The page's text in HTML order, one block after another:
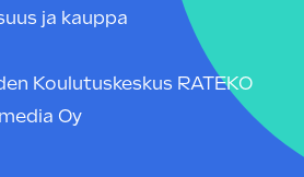
ja kauppa
Koulutuskeskus RATEKO
Oy